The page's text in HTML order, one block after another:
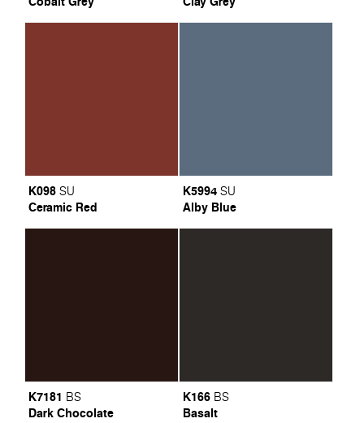
K098 SU
Ceramic Red
K5994 SU
Alby Blue
K7181 BS
Dark Chocolate
K166 BS
Basalt